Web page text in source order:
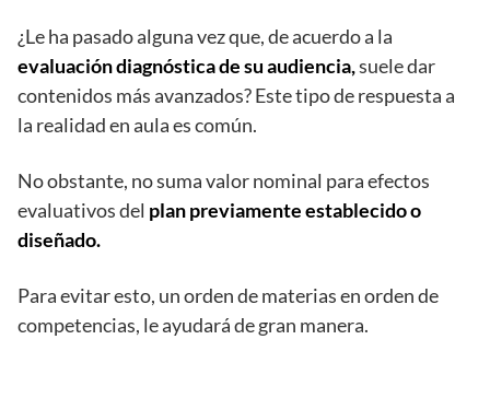
¿Le ha pasado alguna vez que, de acuerdo a la
evaluación diagnóstica de su audiencia,suele dar
contenidos más avanzados? Este tipo de respuesta a
la realidad en aula es común.
No obstante, no suma valor nominal para efectos
evaluativos del plan previamente establecido o
diseñado.
Para evitar esto, un orden de materias en orden de
competencias, le ayudará de gran manera.